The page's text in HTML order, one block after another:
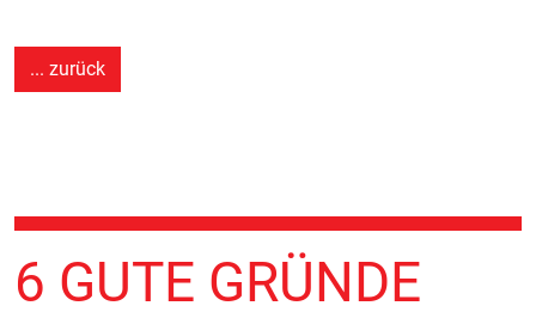
... zurück
6 GUTE GRÜNDE